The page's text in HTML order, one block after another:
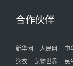
合作伙伴
新华网 人民网
中
泳衣
宠物世界 民